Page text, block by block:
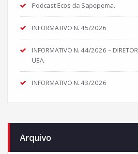
Podcast Ecos da Sapopema.
INFORMATIVO N. 45/2026
INFORMATIVO N. 44/2026 –
UEA
INFORMATIVO N. 43/2026
Arquivo